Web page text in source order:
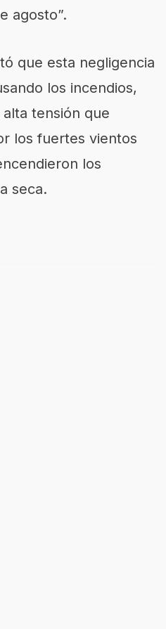
agosto”.
que esta negligencia
los incendios,
tensión que
los fuertes vientos
los
seca.